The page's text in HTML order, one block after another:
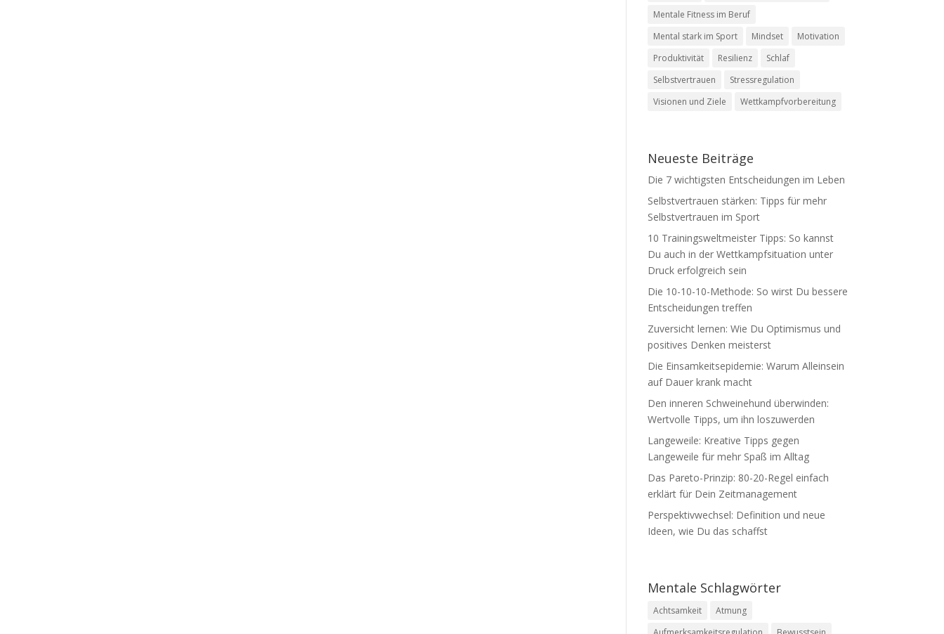
Mentale Fitness im Beruf
Mental stark im Sport
Mindset
Motivation
Produktivität
Resilienz
Schlaf
Selbstvertrauen
Stressregulation
Visionen und Ziele
Wettkampfvorbereitung
Neueste Beiträge
Die 7 wichtigsten Entscheidungen im Leben
Selbstvertrauen stärken: Tipps für mehr
Selbstvertrauen im Sport
10 Trainingsweltmeister Tipps: So kannst
Du auch in der Wettkampfsituation unter
Druck erfolgreich sein
Die 10-10-10-Methode: So wirst Du bessere
Entscheidungen treffen
Zuversicht lernen: Wie Du Optimismus und
positives Denken meisterst
Die Einsamkeitsepidemie: Warum Alleinsein
auf Dauer krank macht
Den inneren Schweinehund überwinden:
Wertvolle Tipps, um ihn loszuwerden
Langeweile: Kreative Tipps gegen
Langeweile für mehr Spaß im Alltag
Das Pareto-Prinzip: 80-20-Regel einfach
erklärt für Dein Zeitmanagement
Perspektivwechsel: Definition und neue
Ideen, wie Du das schaffst
Mentale Schlagwörter
Achtsamkeit
Atmung